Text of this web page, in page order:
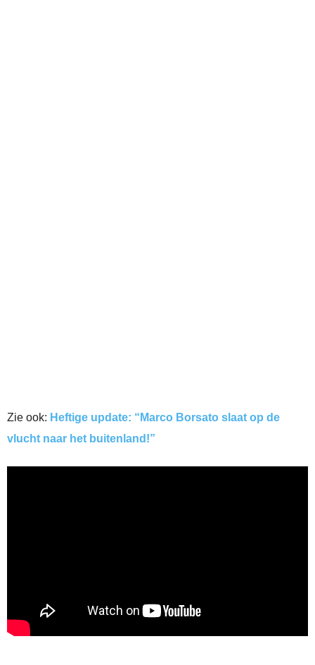
Zie ook: Heftige update: “Marco Borsato slaat op de
vlucht naar het buitenland!”